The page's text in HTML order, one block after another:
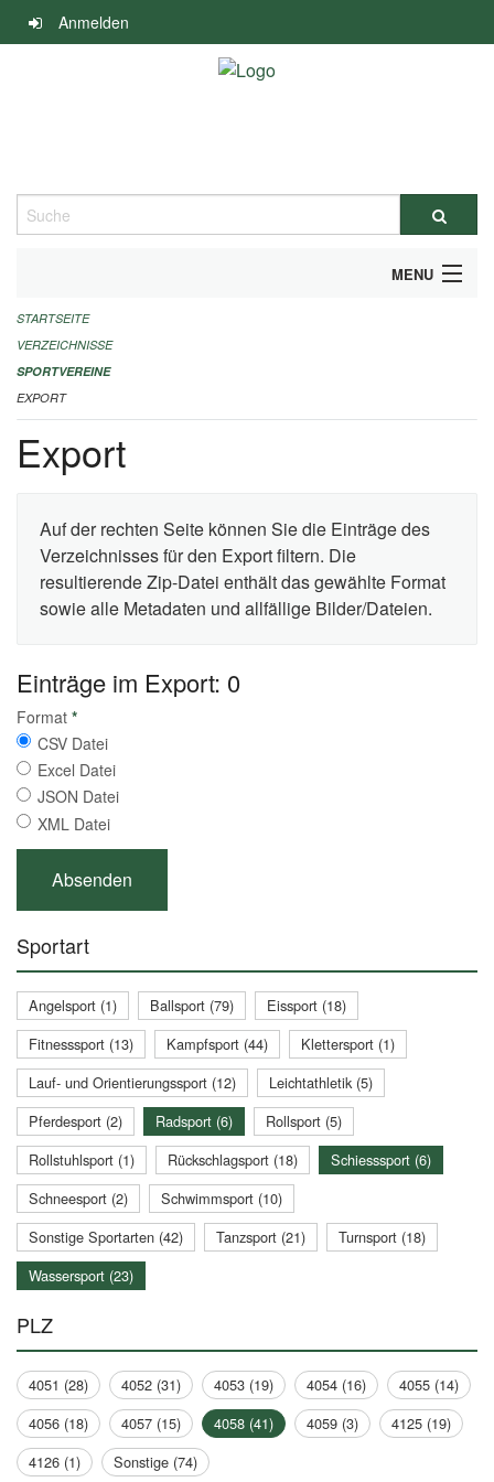
Navigation
überspringen
Anmelden
Suche
MENU
ALLGEMEINE INFORMATIONEN
FINANZIELLE UNTERSTÜTZUNG BENÖTIGT?
KONTAKT
STARTSEITE
VERZEICHNISSE
SPORTVEREINE
EXPORT
Export
Auf der rechten Seite können Sie die Einträge des
Verzeichnisses für den Export filtern. Die
resultierende Zip-Datei enthält das gewählte Format
sowie alle Metadaten und allfällige Bilder/Dateien.
Einträge im Export: 0
Format *
CSV Datei
Excel Datei
JSON Datei
XML Datei
Sportart
Angelsport (1) Ballsport (79)
Eissport (18)
Fitnesssport (13)
Kampfsport (44)
Klettersport (1)
Lauf- und Orientierungssport (12)
Leichtathletik (5)
Pferdesport (2)
Radsport (6)
Rollsport (5)
Rollstuhlsport (1)
Rückschlagsport (18)
Schiesssport (6)
Schneesport (2)
Schwimmsport (10)
Sonstige Sportarten (42)
Tanzsport (21)
Turnsport (18)
Wassersport (23)
PLZ
4051 (28) 4052 (31) 4053 (19) 4054 (16)
4055 (14)
4056 (18)
4057 (15) 4058 (41) 4059 (3)
4125 (19)
4126 (1)
Sonstige (74)